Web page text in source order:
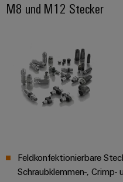
M8 und M12 Stecker
Feldkonfektionierbare
Schraubklemmen-, Crimp-